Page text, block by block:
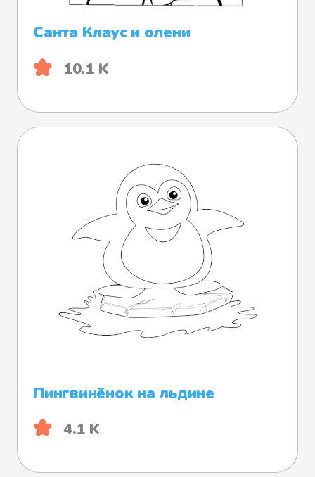
Санта Клаус и олени
10.1 K
Пингвинёнок на льдине
4.1 K